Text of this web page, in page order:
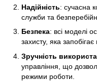
Надійність: сучасна
служби та
Безпека: всі моделі
захисту, яка запобігає
Зручність
управління, що
режими роботи.